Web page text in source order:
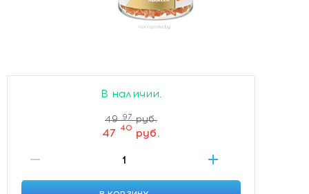
В наличии.
49 97 руб.
47 40 руб.